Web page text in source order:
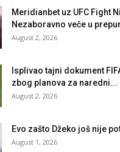
Meridianbet uz UFC Fight
Nezaboravno veče u
August 2, 2026
Isplivao tajni dokument
zbog planova za naredni...
August 2, 2026
Evo zašto Džeko još nije
August 1, 2026